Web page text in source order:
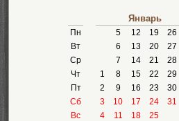
Пн
Вт
Ср
Чт
Пт
Сб
Вс
Январь
5 12 19
26
6
13 20
27
7
14 21
28
1
8 15 22
29
2
9 16 23
30
3
10 17 24
31
4
11 18 25